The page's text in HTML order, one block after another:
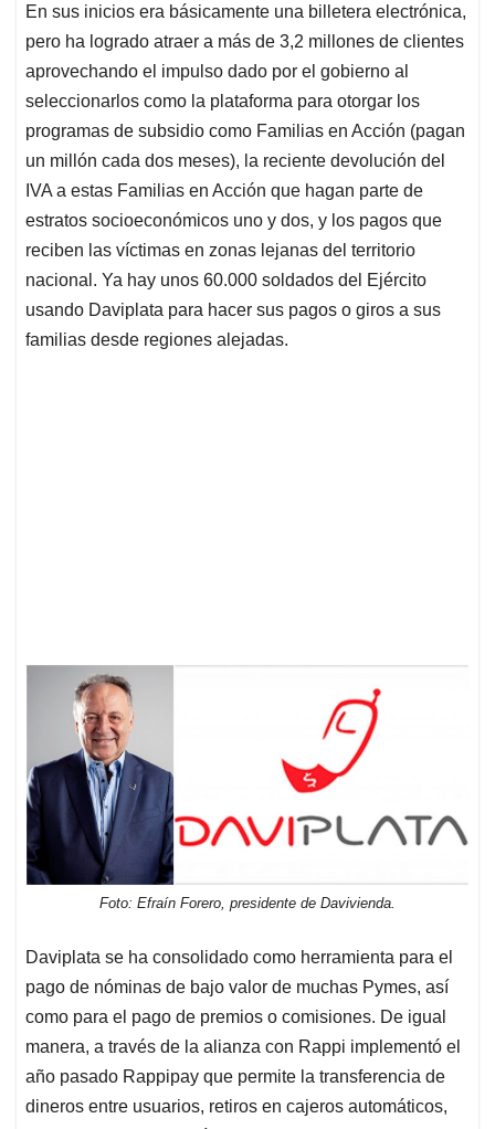
En sus inicios era básicamente una billetera electrónica,
pero ha logrado atraer a más de 3,2 millones de clientes
aprovechando el impulso dado por el gobierno al
seleccionarlos como la plataforma para otorgar los
programas de subsidio como Familias en Acción (pagan
un millón cada dos meses), la reciente devolución del
IVA a estas Familias en Acción que hagan parte de
estratos socioeconómicos uno y dos, y los pagos que
reciben las víctimas en zonas lejanas del territorio
nacional. Ya hay unos 60.000 soldados del Ejército
usando Daviplata para hacer sus pagos o giros a sus
familias desde regiones alejadas.
Foto: Efraín Forero, presidente de Davivienda.
Daviplata se ha consolidado como herramienta para el
pago de nóminas de bajo valor de muchas Pymes, así
como para el pago de premios o comisiones. De igual
manera, a través de la alianza con Rappi implementó el
año pasado Rappipay que permite la transferencia de
dineros entre usuarios, retiros en cajeros automáticos,